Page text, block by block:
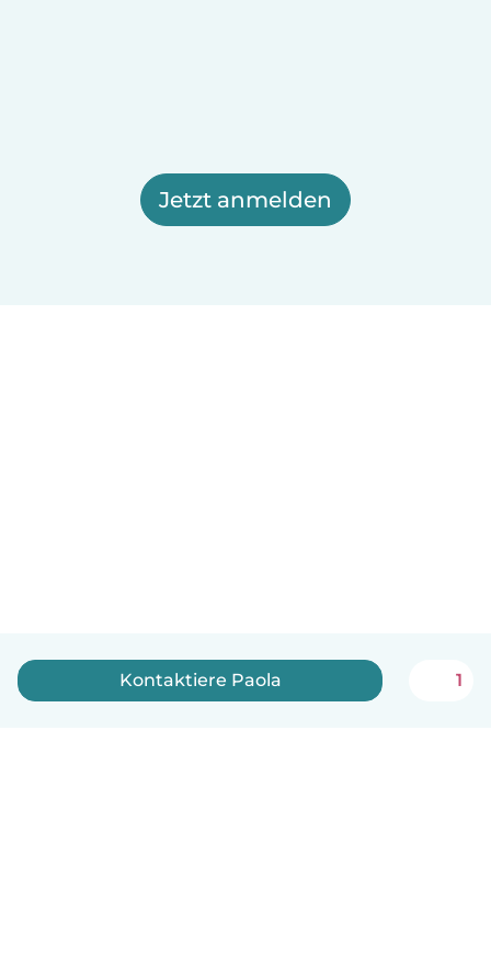
Jetzt anmelden
Kontaktiere Paola 1